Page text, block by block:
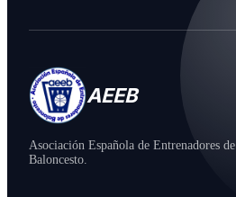
AEEB
Asociación Española de Entrenadores de
Baloncesto.